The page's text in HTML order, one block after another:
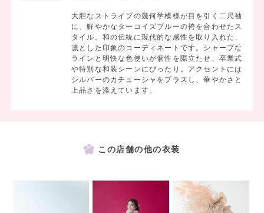
大胆なストライプの幾何学模様が目を引く二尺袖
に、鮮やかなターコイズブルーの袴を合わせたス
タイル。和の伝統に現代的な感性を取り入れた、
凛とした印象のコーディネートです。シャープな
ラインと明快な色使いが個性を際立たせ、卒業式
や特別な和装シーンにぴったり。アクセントには
シルバーのカチューシャをプラスし、華やかさと
上品さを添えています。
この店舗の他の衣装